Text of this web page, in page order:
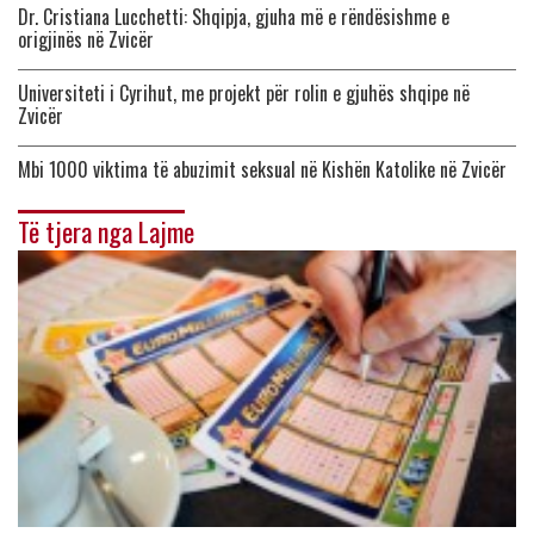
Dr. Cristiana Lucchetti: Shqipja, gjuha më e rëndësishme e
origjinës në Zvicër
Universiteti i Cyrihut, me projekt për rolin e gjuhës shqipe në
Zvicër
Mbi 1000 viktima të abuzimit seksual në Kishën Katolike në Zvicër
Të tjera nga Lajme